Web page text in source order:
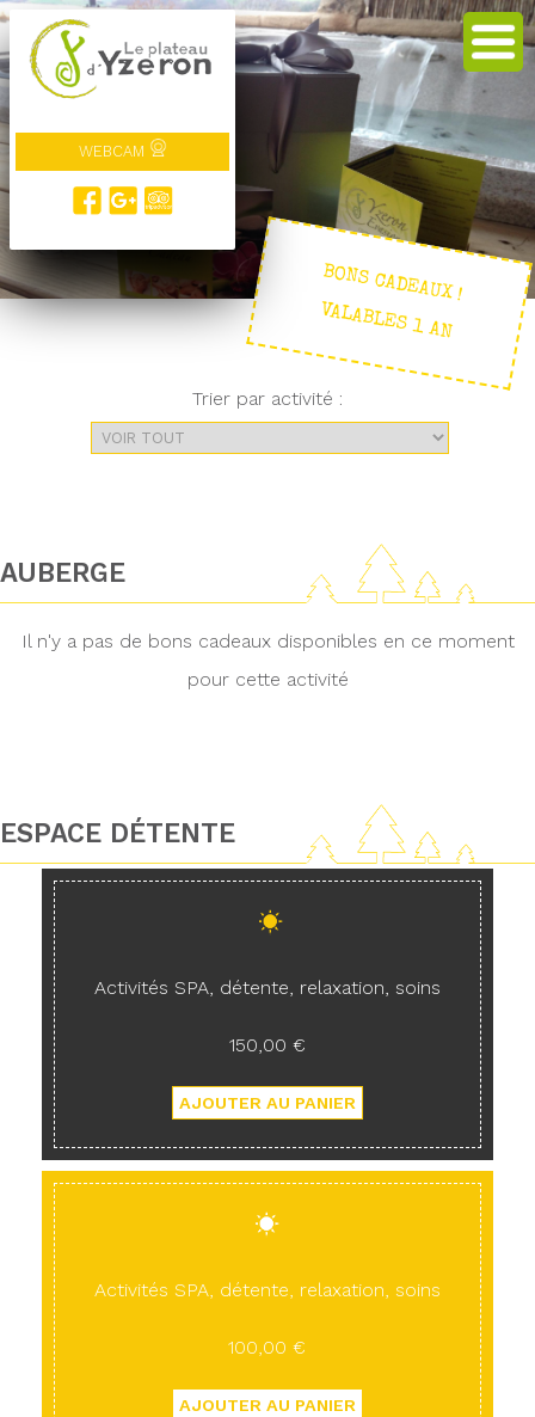
WEBCAM
BONS CADEAUX !
VALABLES 1 AN
Trier par activité :
AUBERGE
Il n'y a pas de bons cadeaux disponibles en ce moment
pour cette activité
ESPACE DÉTENTE
Activités SPA, détente, relaxation, soins
150,00 €
Activités SPA, détente, relaxation, soins
100,00 €